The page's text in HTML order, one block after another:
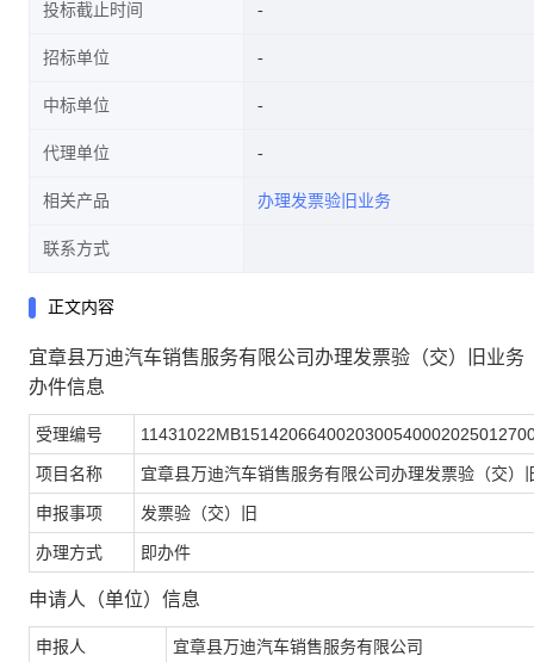
投标截止时间
招标单位
中标单位
代理单位
相关产品 办理发票验旧业务
联系方式
正文内容
宜章县万迪汽车销售服务有限公司办理发票验（交）旧业务
办件信息
受理编号
项目名称 宜章县万迪汽车销售服务有限公司办理发票验（交）
申报事项 发票验（交）旧
办理方式 即办件
申请人（单位）信息
申报人 宜章县万迪汽车销售服务有限公司